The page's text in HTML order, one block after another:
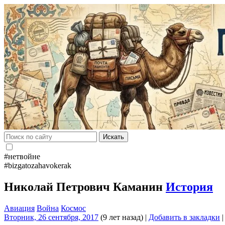
Искать
#нетвойне
#bizgatozahavokerak
Николай Петрович Каманин История
Авиация Война Космос
Вторник, 26 сентября, 2017 (9 лет назад) | Добавить в закладки |